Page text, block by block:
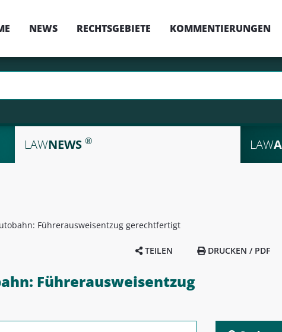
NEWS RECHTSGEBIETE KOMMENTIERUNGEN
LAWNEWS ® LAW
Führerausweisentzug gerechtfertigt
TEILEN DRUCKEN / PDF
Führerausweisentzug